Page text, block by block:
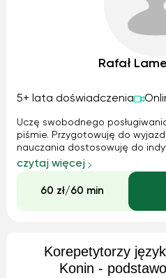
Rafał
5+ lata doświadczenia
Uczę swobodnego
piśmie. Przygotowuję do
nauczania dostosowuję do
Zapewniam wszelkie niezbędne
także lekcje dla pracowników
Lekcje odbywają się online. ...
czytaj więcej
60 zł/60 min
Korepetytorzy
Konin -